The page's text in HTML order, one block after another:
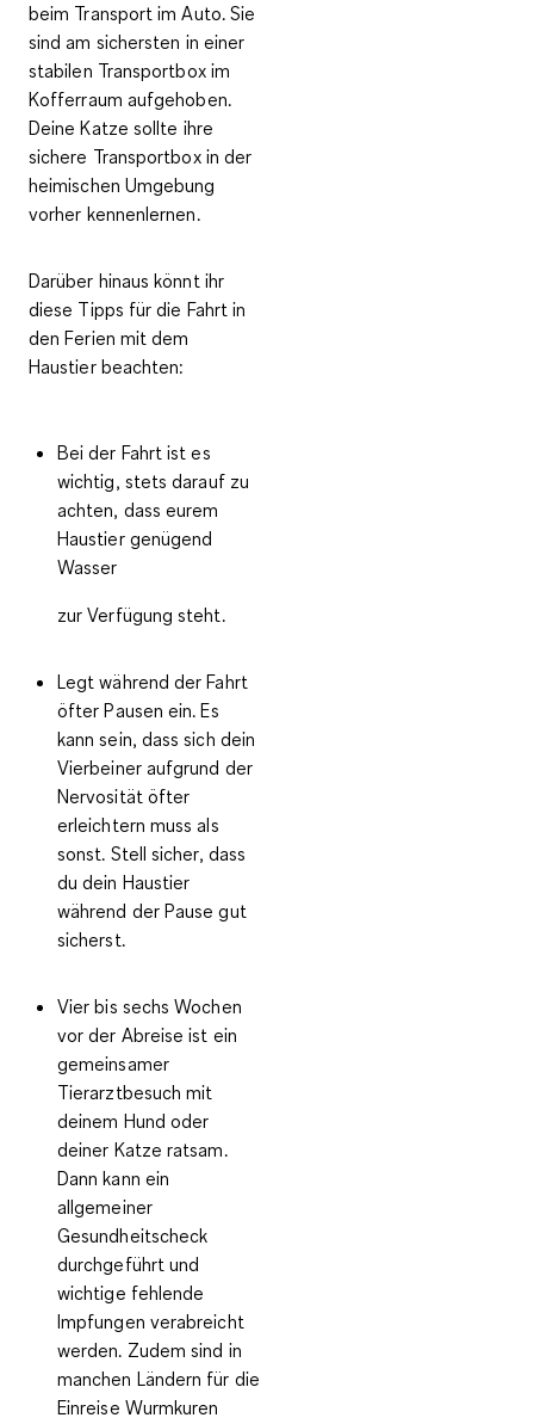
beim Transport im Auto. Sie
sind am sichersten in einer
stabilen Transportbox im
Kofferraum aufgehoben.
Deine Katze sollte ihre
sichere Transportbox in der
heimischen Umgebung
vorher kennenlernen.
Darüber hinaus könnt ihr
diese Tipps für die Fahrt in
den Ferien mit dem
Haustier beachten:
Bei der Fahrt ist es
wichtig, stets darauf zu
achten, dass eurem
Haustier genügend
Wasser
zur Verfügung steht.
Legt während der Fahrt
öfter Pausen ein. Es
kann sein, dass sich dein
Vierbeiner aufgrund der
Nervosität öfter
erleichtern muss als
sonst. Stell sicher, dass
du dein Haustier
während der Pause gut
sicherst.
Vier bis sechs Wochen
vor der Abreise ist ein
gemeinsamer
Tierarztbesuch mit
deinem Hund oder
deiner Katze ratsam.
Dann kann ein
allgemeiner
Gesundheitscheck
durchgeführt und
wichtige fehlende
Impfungen verabreicht
werden. Zudem sind in
manchen Ländern für die
Einreise Wurmkuren